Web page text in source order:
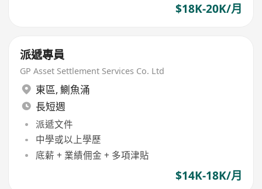
$18K-20K/月
派遞專員
GP Asset Settlement Services Co. Ltd
東區, 鰂魚涌
長短週
派遞文件
中學或以上學歷
底薪 + 業績佣金 + 多項津貼
$14K-18K/月